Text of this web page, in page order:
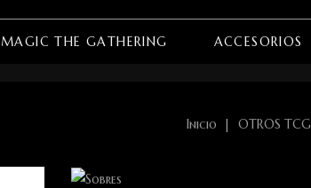
MAGIC THE GATHERING ACCESORIOS
Inicio OTROS TCG